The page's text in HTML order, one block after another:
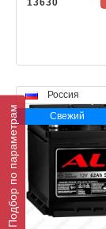
Подбор по параметрам
13630
Россия
Свежий